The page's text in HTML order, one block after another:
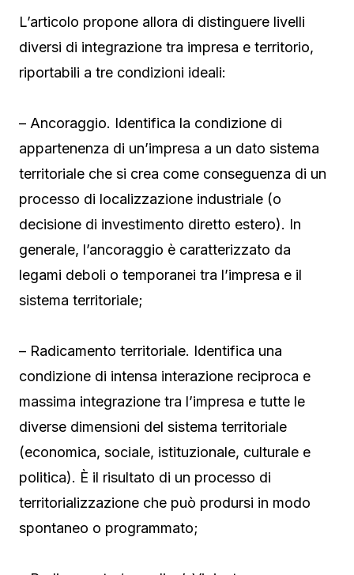
L’articolo propone allora di distinguere livelli
diversi di integrazione tra impresa e territorio,
riportabili a tre condizioni ideali:
– Ancoraggio. Identifica la condizione di
appartenenza di un’impresa a un dato sistema
territoriale che si crea come conseguenza di un
processo di localizzazione industriale (o
decisione di investimento diretto estero). In
generale, l’ancoraggio è caratterizzato da
legami deboli o temporanei tra l’impresa e il
sistema territoriale;
– Radicamento territoriale. Identifica una
condizione di intensa interazione reciproca e
massima integrazione tra l’impresa e tutte le
diverse dimensioni del sistema territoriale
(economica, sociale, istituzionale, culturale e
politica). È il risultato di un processo di
territorializzazione che può prodursi in modo
spontaneo o programmato;